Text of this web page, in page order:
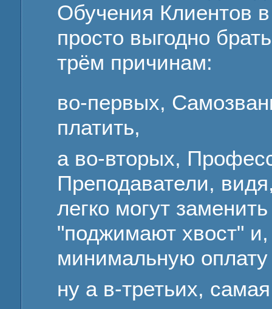
Обучения Клиентов
просто выгодно
трём причинам:
во-первых,
платить,
а во-вторых,
Преподаватели,
легко могут
"поджимают хвост"
минимальную оплату
ну а в-третьих,